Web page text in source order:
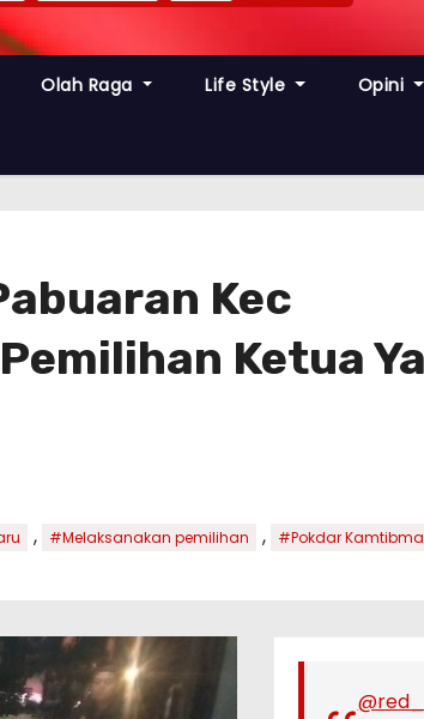
Olah Raga Life Style Opini
Kec
Ketua
, #Melaksanakan pemilihan , #Pokdar